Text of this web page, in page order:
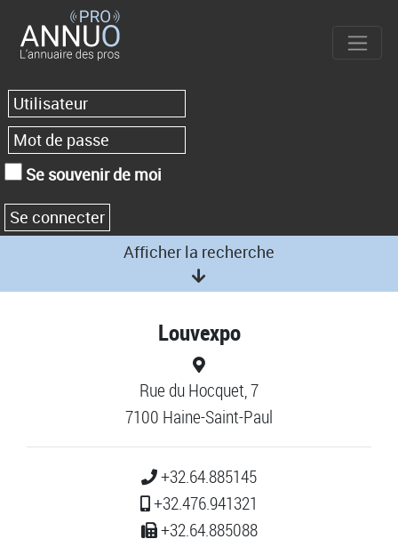
Se souvenir de moi
Afficher la recherche
Louvexpo
Rue du Hocquet, 7
7100 Haine-Saint-Paul
+32.64.885145
+32.476.941321
+32.64.885088